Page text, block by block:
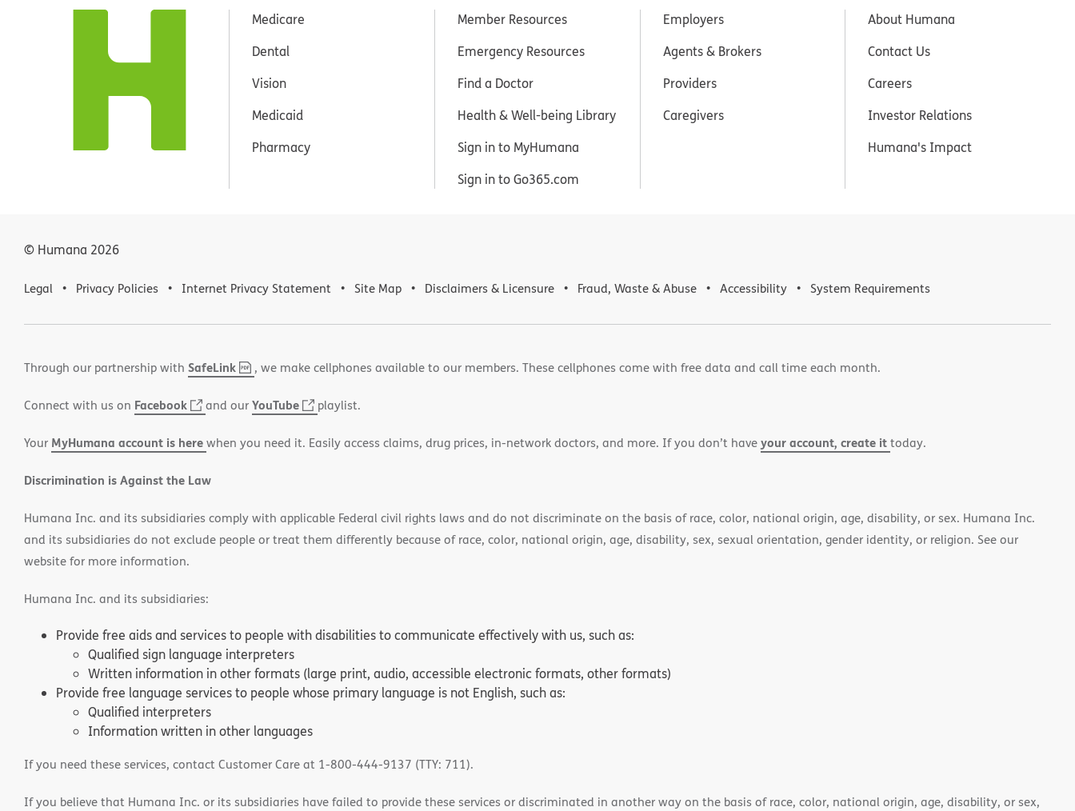
Medicare
Dental
Vision
Medicaid
Pharmacy
Member Resources
Emergency Resources
Find a Doctor
Health & Well-being Library
Sign in to MyHumana
Sign in to Go365.com
Employers
Agents & Brokers
Providers
Caregivers
About Humana
Contact Us
Careers
Investor Relations
Humana's Impact
© Humana 2026
Legal Privacy Policies Internet Privacy Statement Site Map Disclaimers & Licensure Fraud, Waste & Abuse Accessibility System Requirements
Through our partnership with SafeLink,
(opens
new
, we make cellphones available to our members. These cellphones come with free data and call time each month.
Connect with us on Facebook
(opens
new
and ourYouTube
(opens
new
playlist.
Your MyHumana account is herewhen you need it. Easily access claims, drug prices, in-network doctors, and more. If you don’t haveyour account, create ittoday.
Discrimination is Against the Law
Humana Inc. and its subsidiaries comply with applicable Federal civil rights laws and do not discriminate on the basis of race, color, national origin, age, disability, or sex. Humana Inc.
and its subsidiaries do not exclude people or treat them differently because of race, color, national origin, age, disability, sex, sexual orientation, gender identity, or religion. See our
website for more information.
Humana Inc. and its subsidiaries:
Provide free aids and services to people with disabilities to communicate effectively with us, such as:
Qualified sign language interpreters
Written information in other formats (large print, audio, accessible electronic formats, other formats)
Provide free language services to people whose primary language is not English, such as:
Qualified interpreters
Information written in other languages
If you need these services, contact Customer Care at 1-800-444-9137 (TTY: 711).
If you believe that Humana Inc. or its subsidiaries have failed to provide these services or discriminated in another way on the basis of race, color, national origin, age, disability, or sex,